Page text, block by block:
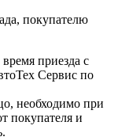
покупателю
приезда с
Сервис по
необходимо при
покупателя и